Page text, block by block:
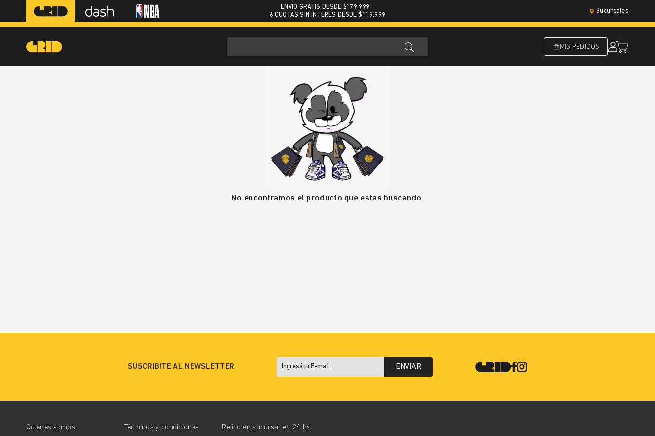
ENVÍO GRATIS DESDE $179.999 -
6 CUOTAS SIN INTERES DESDE $119.999
Sucursales
MIS PEDIDOS
No encontramos el producto que estas buscando.
SUSCRIBITE AL NEWSLETTER ENVIAR
Quienes somos Términos y condiciones Retiro en sucursal en 24 hs